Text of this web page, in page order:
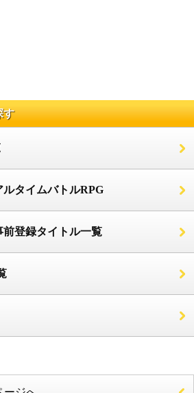
す
タイムバトルRPG
前登録タイトル一覧